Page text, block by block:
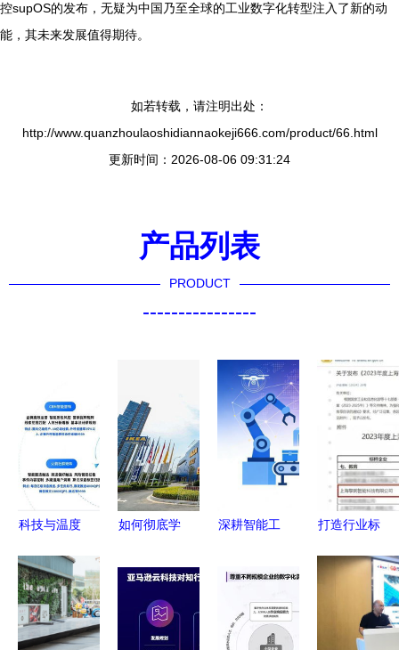
控supOS的发布，无疑为中国乃至全球的工业数字化转型注入了新的动
能，其未来发展值得期待。
如若转载，请注明出处：
http://www.quanzhoulaoshidiannaokeji666.com/product/66.html
更新时间：2026-08-06 09:31:24
产品列表
PRODUCT
----------------
科技与温度
集团轻松保
严选荣
获“2021领
如何彻底学
场景的构建
科技推广与
应用服务的
深耕智能工
发企业发展
新动能 科
技推广和应
打造行业标
《2023年
度上海市智